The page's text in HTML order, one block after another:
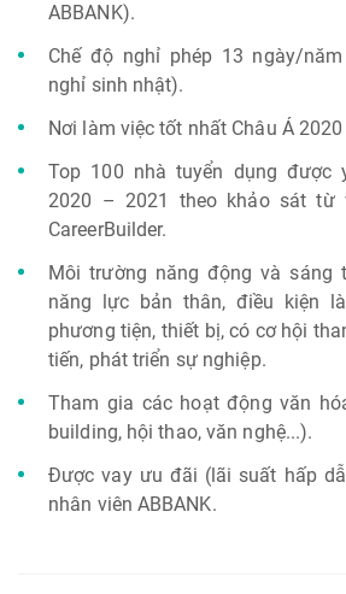
ABBANK).
Chế độ nghỉ phép 13 ngày/
nghỉ sinh nhật).
Nơi làm việc tốt nhất Châu Á
Top 100 nhà tuyển dụng được
2020 – 2021 theo khảo sát từ
CareerBuilder.
Môi trường năng động và sáng
năng lực bản thân, điều kiện
phương tiện, thiết bị, có cơ hội
tiến, phát triển sự nghiệp.
Tham gia các hoạt động văn
building, hội thao, văn nghệ...).
Được vay ưu đãi (lãi suất hấp
nhân viên ABBANK.